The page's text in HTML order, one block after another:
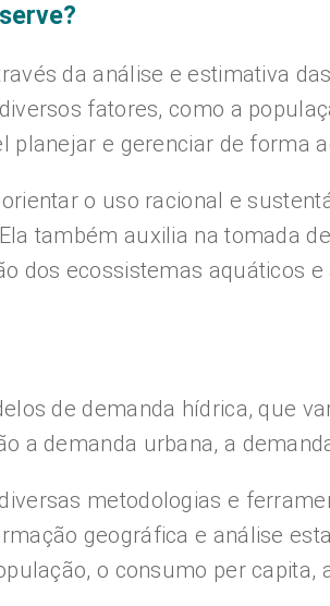
da análise e estimativa
fatores, como a
planejar e gerenciar de forma
o uso racional e
também auxilia na tomada
dos ecossistemas aquáticos
de demanda hídrica, que
a demanda urbana, a
metodologias e
geográfica e análise
o consumo per